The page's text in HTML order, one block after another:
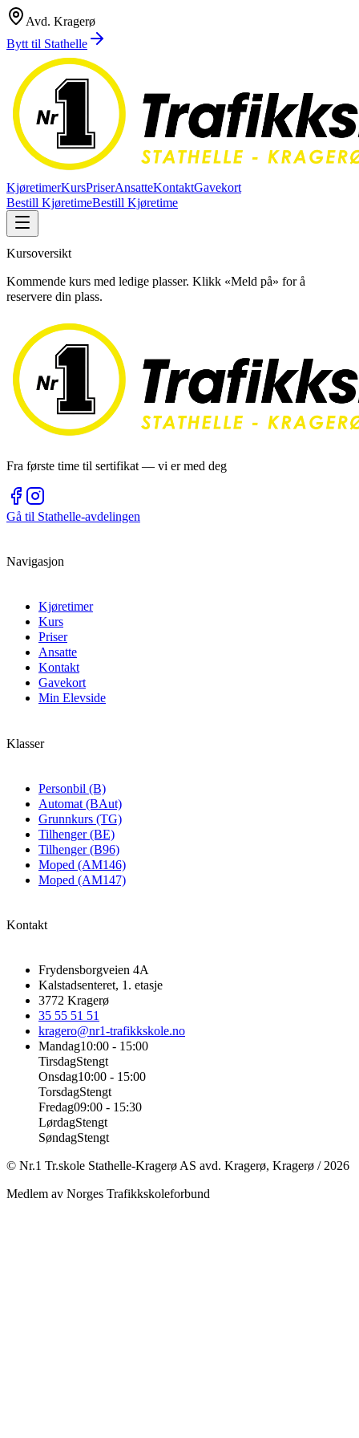
Avd. Kragerø
Bytt til Stathelle
KjøretimerKursPriserAnsatteKontaktGavekort
Bestill KjøretimeBestill Kjøretime
Kursoversikt
Kommende kurs med ledige plasser. Klikk «Meld på» for å
reservere din plass.
Fra første time til sertifikat — vi er med deg
Gå til Stathelle-avdelingen
Navigasjon
Kjøretimer
Kurs
Priser
Ansatte
Kontakt
Gavekort
Min Elevside
Klasser
Personbil (B)
Automat (BAut)
Grunnkurs (TG)
Tilhenger (BE)
Tilhenger (B96)
Moped (AM146)
Moped (AM147)
Kontakt
Frydensborgveien 4A
Kalstadsenteret, 1. etasje
3772 Kragerø
35 55 51 51
kragero@nr1-trafikkskole.no
Mandag10:00 - 15:00
TirsdagStengt
Onsdag10:00 - 15:00
TorsdagStengt
Fredag09:00 - 15:30
LørdagStengt
SøndagStengt
© Nr.1 Tr.skole Stathelle-Kragerø AS avd. Kragerø, Kragerø / 2026
Medlem av Norges Trafikkskoleforbund